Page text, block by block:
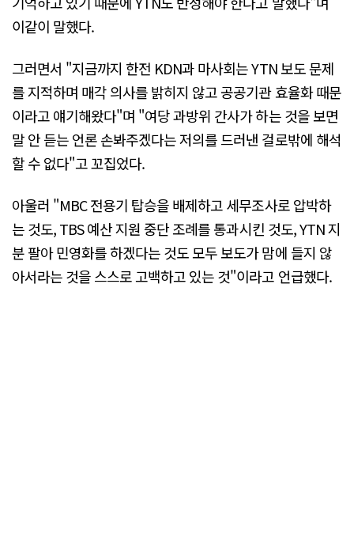
이같이 말했다.
그러면서 "지금까지 한전 KDN과 마사회는 YTN 보도 문제
를 지적하며 매각 의사를 밝히지 않고 공공기관 효율화 때문
이라고 얘기해왔다"며 "여당 과방위 간사가 하는 것을 보면
말 안 듣는 언론 손봐주겠다는 저의를 드러낸 걸로밖에 해석
할 수 없다"고 꼬집었다.
아울러 "MBC 전용기 탑승을 배제하고 세무조사로 압박하
는 것도, TBS 예산 지원 중단 조례를 통과시킨 것도, YTN 지
분 팔아 민영화를 하겠다는 것도 모두 보도가 맘에 들지 않
아서라는 것을 스스로 고백하고 있는 것"이라고 언급했다.